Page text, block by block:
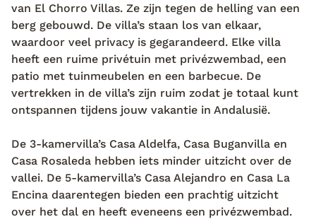
klimmen. Dat parapenten bekijk ik liever vanaf de
grond, maar het klimmen laat ik niet aan mij
voorbijgaan. Tijdens de heftige en zware tocht naar
boven vraag ik me af of er ooit een eind aan de klim
komt. Mijn benen beginnen pijn te doen, maar mijn
inspanningen worden uiteindelijk beloond. Twee uur
later sta ik moe maar voldaan op de berg te
voel me als herboren, zie deze tocht als een
overwinning en kijk Rafa dankbaar aan dat ik dit
allemaal mag meemaken hier op vakantie in
Andalusië...
van El Chorro Villas. Ze zijn tegen de helling van een
berg gebouwd. De villa’s staan los van elkaar,
waardoor veel privacy is gegarandeerd. Elke villa
heeft een ruime privétuin met privézwembad, een
patio met tuinmeubelen en een barbecue. De
vertrekken in de villa’s zijn ruim zodat je totaal kunt
ontspannen tijdens jouw vakantie in Andalusië.
De 3-kamervilla’s Casa Aldelfa, Casa Buganvilla en
Casa Rosaleda hebben iets minder uitzicht over de
vallei. De 5-kamervilla’s Casa Alejandro en Casa La
Encina daarentegen bieden een prachtig uitzicht
over het dal en heeft eveneens een privézwembad.